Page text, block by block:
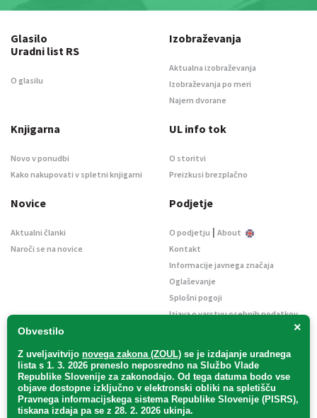
×
Obvestilo
Z uveljavitvijo novega zakona (ZOUL) se je izdajanje uradnega
lista s 1. 3. 2026 preneslo neposredno na Službo Vlade
Republike Slovenije za zakonodajo. Od tega datuma bodo vse
objave dostopne izključno v elektronski obliki na spletišču
Pravnega informacijskega sistema Republike Slovenije (PISRS),
tiskana izdaja pa se z 28. 2. 2026 ukinja.
Glasilo
Uradni list RS
O glasilu
Izobraževanja
Aktualna izobraževanja
Izobraževanja po meri
Najem dvorane
Knjigarna
Novo v ponudbi
Kako nakupovati v spletni knjigarni
UL info tok
O storitvi
Preizkusi brezplačno
Novice
Aktualni članki
Naroči se na novice
Podjetje
O podjetju | About
Kontakt
Informacije javnega značaja
Oglaševanje
Splošni pogoji
Izjava o varstvu osebnih podatkov
Uradni list d. o. o. – v likvidaciji / Vse pravice pridržane.